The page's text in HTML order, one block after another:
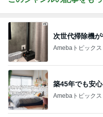
次世代掃除機が
Amebaトピックス
築45年でも安
Amebaトピックス